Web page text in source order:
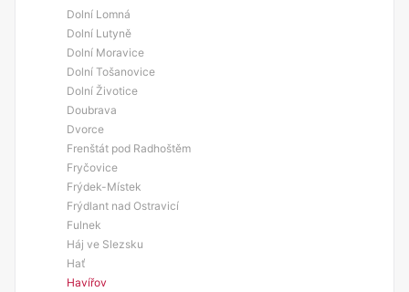
Dolní Lomná
Dolní Lutyně
Dolní Moravice
Dolní Tošanovice
Dolní Životice
Doubrava
Dvorce
Frenštát pod Radhoštěm
Fryčovice
Frýdek-Místek
Frýdlant nad Ostravicí
Fulnek
Háj ve Slezsku
Hať
Havířov